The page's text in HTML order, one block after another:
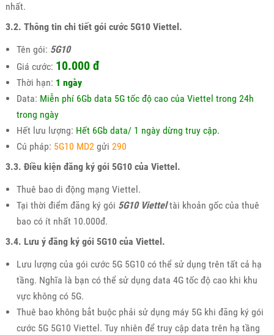
nhất.
3.2. Thông tin chi tiết gói cước 5G10 Viettel.
Tên gói: 5G10
Giá cước: 10.000 đ
Thời hạn: 1 ngày
Data: Miễn phí 6Gb data 5G tốc độ cao của Viettel trong 24h
trong ngày
Hết lưu lượng: Hết 6Gb data/ 1 ngày dừng truy cập.
Cú pháp: 5G10 MD2gửi 290
3.3. Điều kiện đăng ký gói 5G10 của Viettel.
Thuê bao di động mạng Viettel.
Tại thời điểm đăng ký gói 5G10 Vietteltài khoản gốc của thuê
bao có ít nhất 10.000đ.
3.4. Lưu ý đăng ký gói 5G10 của Viettel.
Lưu lượng của gói cước 5G 5G10 có thể sử dụng trên tất cả hạ
tầng. Nghĩa là bạn có thể sử dụng data 4G tốc độ cao khi khu
vực không có 5G.
Thuê bao không bắt buộc phải sử dụng máy 5G khi đăng ký gói
cước 5G 5G10 Viettel. Tuy nhiên để truy cập data trên hạ tầng